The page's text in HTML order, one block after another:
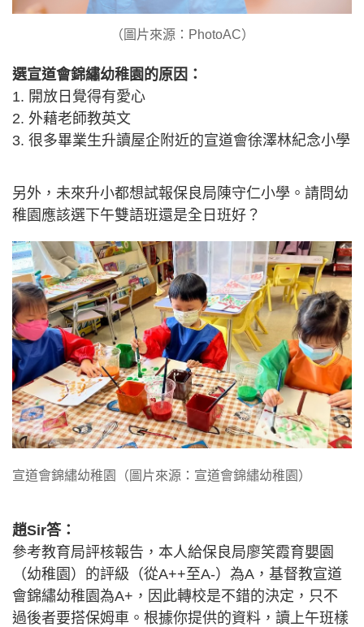
（圖片來源：PhotoAC）
選宣道會錦繡幼稚園的原因：
1. 開放日覺得有愛心
2. 外藉老師教英文
3. 很多畢業生升讀屋企附近的宣道會徐澤林紀念小學
另外，未來升小都想試報保良局陳守仁小學。請問幼
稚園應該選下午雙語班還是全日班好？
宣道會錦繡幼稚園（圖片來源：宣道會錦繡幼稚園）
趙Sir答：
參考教育局評核報告，本人給保良局廖笑霞育嬰園
（幼稚園）的評級（從A++至A-）為A，基督教宣道
會錦繡幼稚園為A+，因此轉校是不錯的決定，只不
過後者要搭保姆車。根據你提供的資料，讀上午班樣